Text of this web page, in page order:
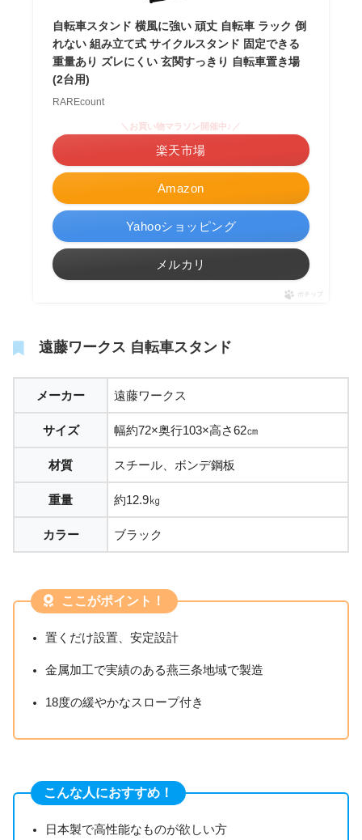
自転車スタンド 横風に強い 頑丈 自転車 ラック 倒
れない 組み立て式 サイクルスタンド 固定できる
重量あり ズレにくい 玄関すっきり 自転車置き場
(2台用)
RAREcount
Amazon
＼お買い物マラソン開催中♪／
楽天市場
Yahooショッピング
メルカリ
ポチップ
遠藤ワークス 自転車スタンド
メーカー 遠藤ワークス
サイズ 幅約72×奥行103×高さ62㎝
材質 スチール、ボンデ鋼板
重量 約12.9㎏
カラー ブラック
ここがポイント！
置くだけ設置、安定設計
金属加工で実績のある燕三条地域で製造
18度の緩やかなスロープ付き
こんな人におすすめ！
日本製で高性能なものが欲しい方